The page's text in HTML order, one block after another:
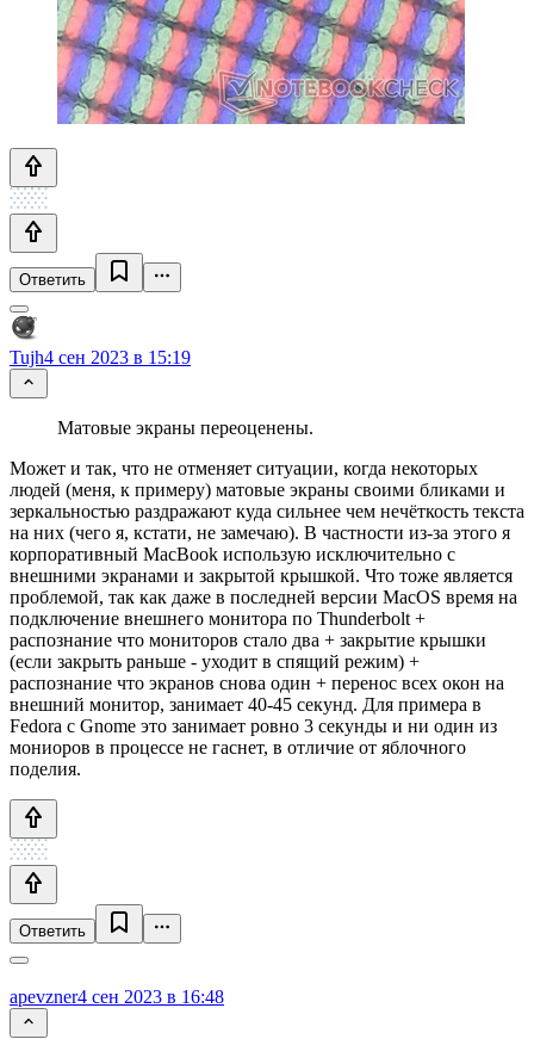
Ответить
Tujh4 сен 2023 в 15:19
Матовые экраны переоценены.
Может и так, что не отменяет ситуации, когда некоторых
людей (меня, к примеру) матовые экраны своими бликами и
зеркальностью раздражают куда сильнее чем нечёткость текста
на них (чего я, кстати, не замечаю). В частности из-за этого я
корпоративный MacBook использую исключительно с
внешними экранами и закрытой крышкой. Что тоже является
проблемой, так как даже в последней версии MacOS время на
подключение внешнего монитора по Thunderbolt +
распознание что мониторов стало два + закрытие крышки
(если закрыть раньше - уходит в спящий режим) +
распознание что экранов снова один + перенос всех окон на
внешний монитор, занимает 40-45 секунд. Для примера в
Fedora с Gnome это занимает ровно 3 секунды и ни один из
мониоров в процессе не гаснет, в отличие от яблочного
поделия.
Ответить
apevzner4 сен 2023 в 16:48